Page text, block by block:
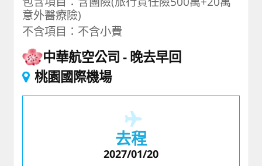
意外醫療險)
不含項目：不含小費
中華航空公司
晚去早回
桃園國際機場
去程
2027/01/20